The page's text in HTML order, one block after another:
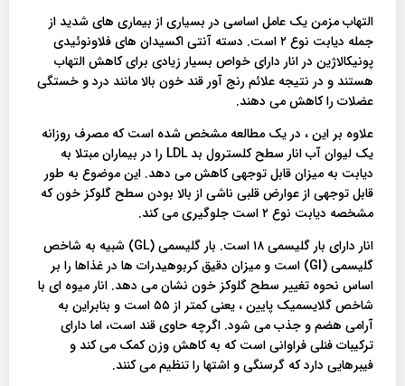
التهاب مزمن یک عامل اساسی در بسیاری از بیماری های شدید از
جمله دیابت نوع ۲ است. دسته آنتی اکسیدان های فلاونوئیدی
پونیکالاژین در انار دارای خواص بسیار زیادی برای کاهش التهاب
هستند و در نتیجه علائم رنج آور قند خون بالا مانند درد و خستگی
عضلات را کاهش می دهند.
علاوه بر این ، در یک مطالعه مشخص شده است که مصرف روزانه
یک لیوان آب انار سطح کلسترول بد LDL را در بیماران مبتلا به
دیابت به میزان قابل توجهی کاهش می دهد. این موضوع به طور
قابل توجهی از عوارض قلبی ناشی از بالا بودن سطح گلوکز خون که
مشخصه دیابت نوع ۲ است جلوگیری می کند.
انار دارای بار گلیسمی ۱۸ است. بار گلیسمی (GL) شبیه به شاخص
گلیسمی (GI) است و میزان دقیق کربوهیدرات ها در غذاها را بر
اساس نحوه تغییر سطح گلوکز خون نشان می دهد. انار میوه ای با
شاخص گلایسمیک پایین ، یعنی کمتر از ۵۵ است و بنابراین به
آرامی هضم و جذب می شود. اگرچه حاوی قند است، اما دارای
ترکیبات فنلی فراوانی است که به کاهش وزن کمک می کند و
فیبرهایی دارد که گرسنگی و اشتها را تنظیم می کنند.